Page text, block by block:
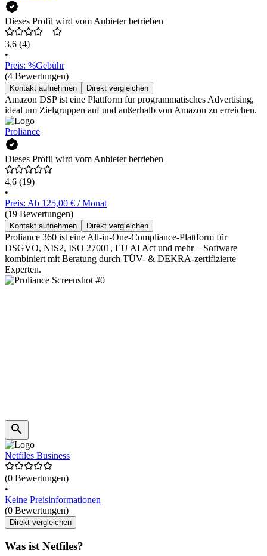
Dieses Profil wird vom Anbieter betrieben
3,6 (4)
•
Preis: %Gebühr
(4 Bewertungen)
Kontakt aufnehmen Direkt vergleichen
Amazon DSP ist eine Plattform für programmatisches Advertising,
ideal um Zielgruppen auf und außerhalb von Amazon zu erreichen.
Proliance
Dieses Profil wird vom Anbieter betrieben
4,6 (19)
•
Preis: Ab 125,00 € / Monat
(19 Bewertungen)
Kontakt aufnehmen Direkt vergleichen
Proliance 360 ist eine All-in-One-Compliance-Plattform für
DSGVO, NIS2, ISO 27001, EU AI Act und mehr – Software
kombiniert mit Beratung durch TÜV- & DEKRA-zertifizierte
Experten.
Netfiles Business
(0 Bewertungen)
•
Keine Preisinformationen
(0 Bewertungen)
Direkt vergleichen
Was ist Netfiles?